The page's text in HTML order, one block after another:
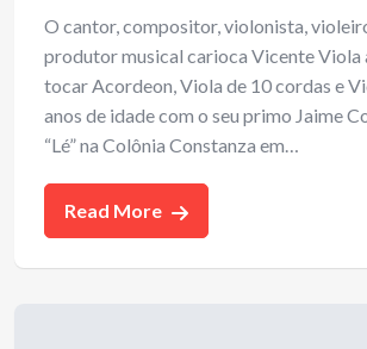
O cantor, compositor, violonista,
produtor musical carioca Vicente Viola
tocar Acordeon, Viola de 10 cordas e
anos de idade com o seu primo Jaime
“Lé” na Colônia Constanza em…
Read More